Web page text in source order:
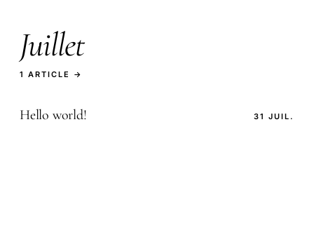
Juillet
1 ARTICLE →
Hello world! 31 JUIL.